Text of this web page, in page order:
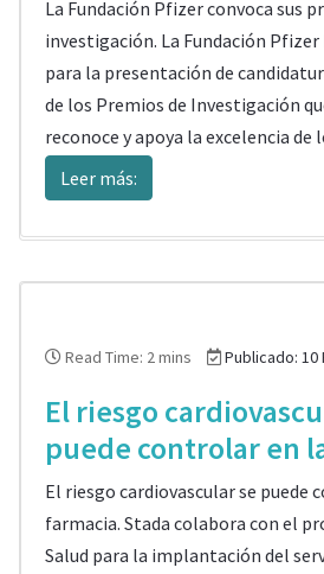
La Fundación Pfizer convoca sus
investigación. La Fundación
para la presentación de
de los Premios de Investigación
reconoce y apoya la excelencia
Leer más:
Read Time: 2 mins Publicado:
El riesgo
puede controlar en
El riesgo cardiovascular se puede
farmacia. Stada colabora con el
Salud para la implantación del